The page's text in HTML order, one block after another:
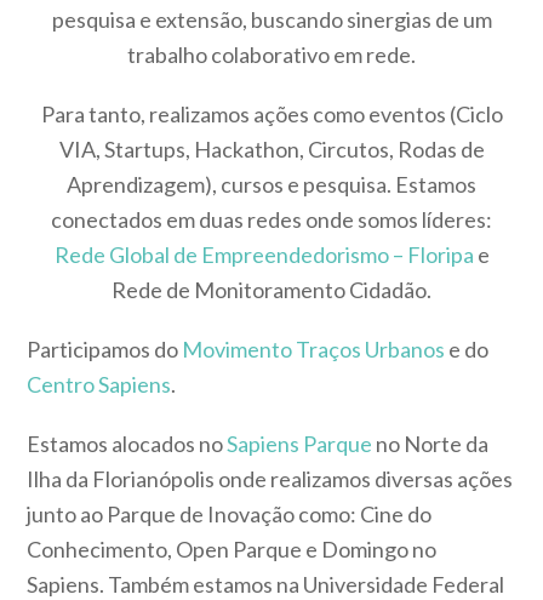
pesquisa e extensão, buscando sinergias de um
trabalho colaborativo em rede.
Para tanto, realizamos ações como eventos (Ciclo
VIA, Startups, Hackathon, Circutos, Rodas de
Aprendizagem), cursos e pesquisa. Estamos
conectados em duas redes onde somos líderes:
Rede Global de Empreendedorismo – Floripa e
Rede de Monitoramento Cidadão.
Participamos do Movimento Traços Urbanos e do
Centro Sapiens.
Estamos alocados noSapiens Parque no Norte da
Ilha da Florianópolis onde realizamos diversas ações
junto ao Parque de Inovação como: Cine do
Conhecimento, Open Parque e Domingo no
Sapiens. Também estamos na Universidade Federal